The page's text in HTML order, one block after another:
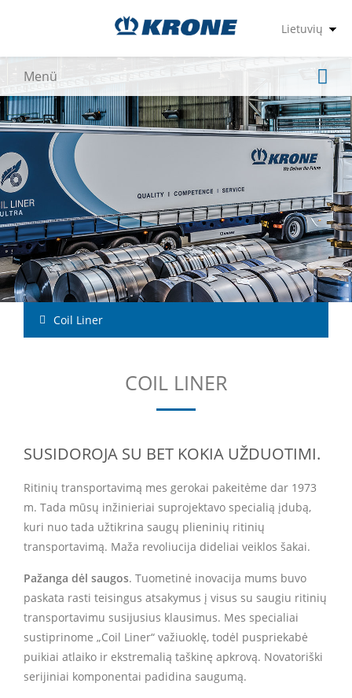
Coil Liner
COIL LINER
SUSIDOROJA SU BET KOKIA UŽDUOTIMI.
Ritinių transportavimą mes gerokai pakeitėme dar 1973
m. Tada mūsų inžinieriai suprojektavo specialią įdubą,
kuri nuo tada užtikrina saugų plieninių ritinių
transportavimą. Maža revoliucija dideliai veiklos šakai.
Pažanga dėl saugos. Tuometinė inovacija mums buvo
paskata rasti teisingus atsakymus į visus su saugiu ritinių
transportavimu susijusius klausimus. Mes specialiai
sustiprinome „Coil Liner“ važiuoklę, todėl puspriekabė
puikiai atlaiko ir ekstremalią taškinę apkrovą. Novatoriški
serijiniai komponentai padidina saugumą.